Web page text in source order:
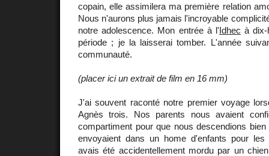
copain, elle assimilera ma première relation
Nous n'aurons plus jamais l'incroyable
notre adolescence. Mon entrée à l'Idhec à dix-
période ; je la laisserai tomber. L'année
communauté.
(placer ici un extrait de film en 16 mm)
J'ai souvent raconté notre premier voyage
Agnès trois. Nos parents nous avaient
compartiment pour que nous descendions
envoyaient dans un home d'enfants pour
avais été accidentellement mordu par un